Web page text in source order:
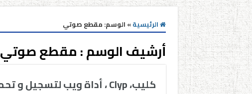
الرئيسية» الوسم: مقطع صوتي
أرشيف الوسم :مقطع صوتي
كليب، Clyp ، أداة ويب لتسجيل و تحميل و مشاركة الملفات الصوتية